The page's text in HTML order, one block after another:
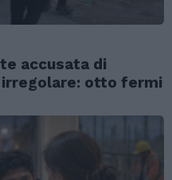
accusata di
irregolare: otto fermi